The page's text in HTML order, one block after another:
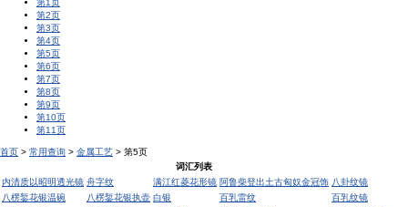
第1页
第2页
第3页
第4页
第5页
第6页
第7页
第8页
第9页
第10页
第11页
首页 > 常用查询 > 金属工艺 > 第5页
词汇列表
内清质以昭明透光镜 舟字纹 满江红菱花形镜 阿鲁柴登出土古匈奴金冠饰 八卦纹镜
八楞錾花银温碗
八楞錾花银执壶 白银 百乳雷纹
百乳纹镜